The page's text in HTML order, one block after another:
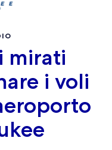
mirati
i voli